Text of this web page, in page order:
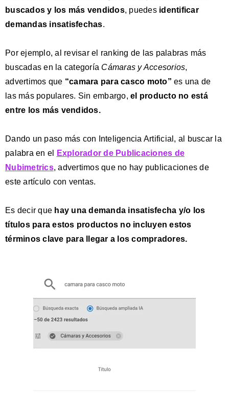
buscados y los más vendidos, puedes identificar
demandas insatisfechas.
Por ejemplo, al revisar el ranking de las palabras más
buscadas en la categoría Cámaras y Accesorios,
advertimos que “camara para casco moto” es una de
las más populares. Sin embargo, el producto no está
entre los más vendidos.
Dando un paso más con Inteligencia Artificial, al buscar la
palabra en el
Explorador de Publicaciones de
Nubimetrics, advertimos que no hay publicaciones de
este artículo con ventas.
Es decir que hay una demanda insatisfecha y/o los
títulos para estos productos no incluyen estos
términos clave para llegar a los compradores.